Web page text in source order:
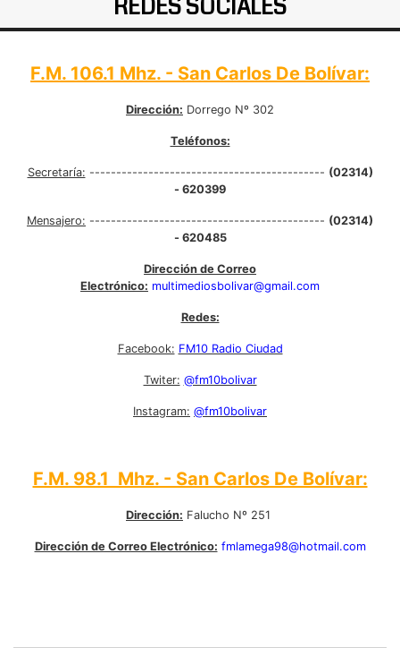
REDES SOCIALES
F.M. 106.1 Mhz. - San Carlos De Bolívar:
Dirección: Dorrego Nº 302
Teléfonos:
Secretaría: -------------------------------------------- (02314)
- 620399
Mensajero: -------------------------------------------- (02314)
- 620485
Dirección de Correo
Electrónico: multimediosbolivar@gmail.com
Redes:
Facebook: FM10 Radio Ciudad
Twiter: @fm10bolivar
Instagram: @fm10bolivar
F.M. 98.1 Mhz. - San Carlos De Bolívar:
Dirección: Falucho Nº 251
Dirección de Correo Electrónico: fmlamega98@hotmail.com